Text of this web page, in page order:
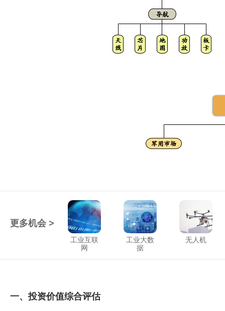
更多机会 >
工业互联
网
工业大数
据
无人机
一、投资价值综合评估